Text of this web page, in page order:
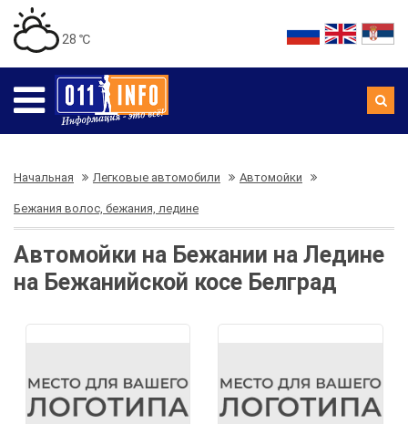
28 ℃
Начальная Легковые автомобили Автомойки
Бежания волос, бежания, ледине
Автомойки на Бежании на Ледине
на Бежанийской косе Белград